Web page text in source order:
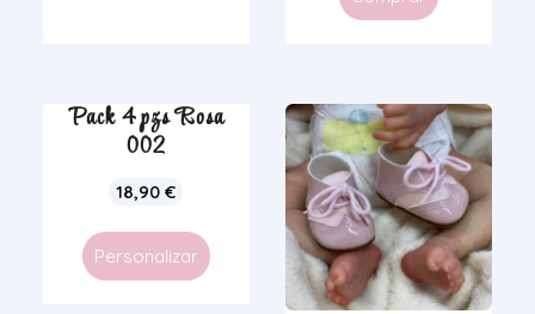
Pack 4 pzs Rosa
002
18,90€
Personalizar